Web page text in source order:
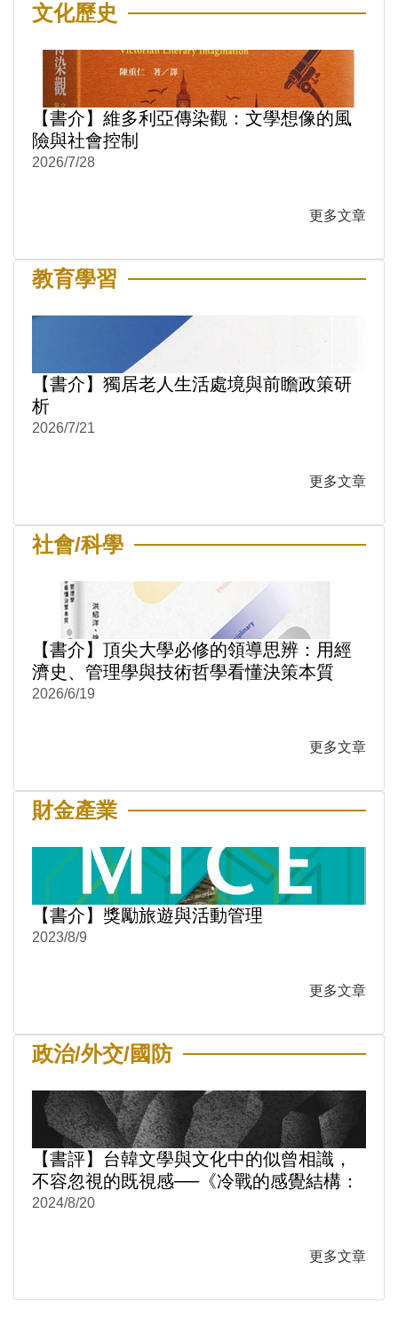
文化歷史
【書介】維多利亞傳染觀：文學想像的風
險與社會控制
2026/7/28
更多文章
教育學習
【書介】獨居老人生活處境與前瞻政策研
析
2026/7/21
更多文章
社會/科學
【書介】頂尖大學必修的領導思辨：用經
濟史、管理學與技術哲學看懂決策本質
2026/6/19
更多文章
財金產業
【書介】獎勵旅遊與活動管理
2023/8/9
更多文章
政治/外交/國防
【書評】台韓文學與文化中的似曾相識，
不容忽視的既視感──《冷戰的感覺結構：
台韓文學與文化中的性別與情感政治1950-
2024/8/20
更多文章